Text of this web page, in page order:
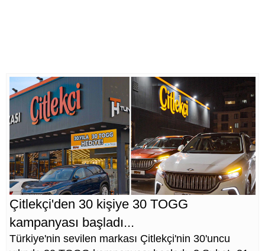
Çitlekçi'den 30 kişiye 30 TOGG
kampanyası başladı...
Türkiye'nin sevilen markası Çitlekçi'nin 30'uncu